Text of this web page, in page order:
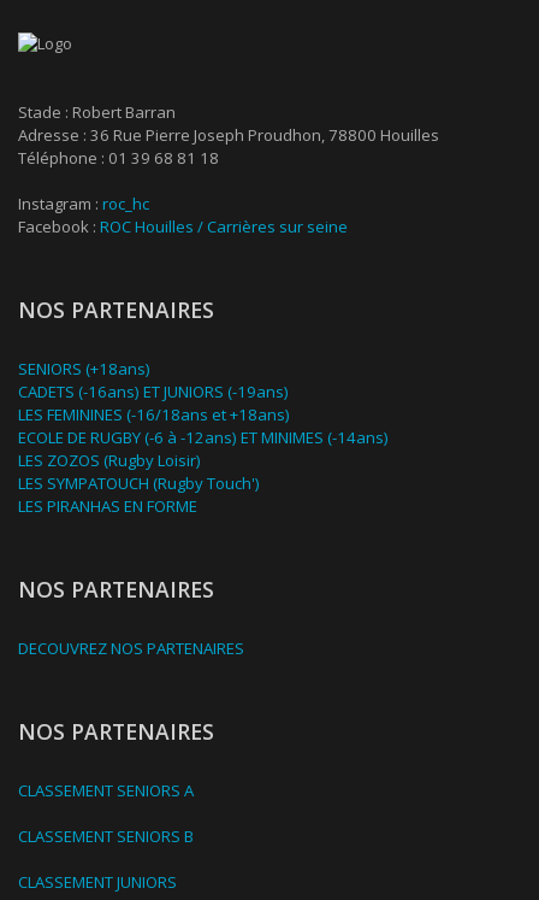
Stade : Robert Barran
Adresse : 36 Rue Pierre Joseph Proudhon, 78800 Houilles
Téléphone : 01 39 68 81 18
Instagram : roc_hc
Facebook : ROC Houilles / Carrières sur seine
NOS PARTENAIRES
SENIORS (+18ans)
CADETS (-16ans) ET JUNIORS (-19ans)
LES FEMININES (-16/18ans et +18ans)
ECOLE DE RUGBY (-6 à -12ans) ET MINIMES (-14ans)
LES ZOZOS (Rugby Loisir)
LES SYMPATOUCH (Rugby Touch')
LES PIRANHAS EN FORME
NOS PARTENAIRES
DECOUVREZ NOS PARTENAIRES
NOS PARTENAIRES
CLASSEMENT SENIORS A
CLASSEMENT SENIORS B
CLASSEMENT JUNIORS